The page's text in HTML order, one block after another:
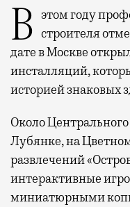
В этом году профессиональный праздник День строителя
дате в Москве
инсталляций,
историей знаковых
Около
Лубянке, на
развлечений
интерактивные
миниатюрными